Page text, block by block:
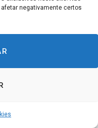
negativamente certos
Termos (Mente
dependendo